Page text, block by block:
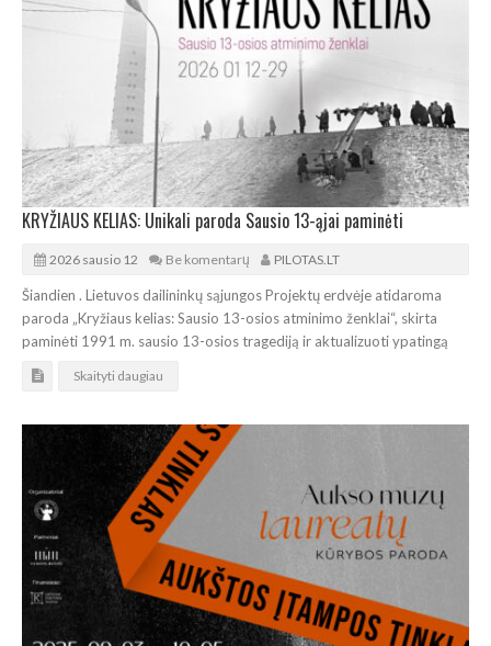
KRYŽIAUS KELIAS: Unikali paroda Sausio 13-ąjai paminėti
2026 sausio 12 Be komentarų PILOTAS.LT
Šiandien . Lietuvos dailininkų sąjungos Projektų erdvėje atidaroma
paroda „Kryžiaus kelias: Sausio 13-osios atminimo ženklai“, skirta
paminėti 1991 m. sausio 13-osios tragediją ir aktualizuoti ypatingą
Skaityti daugiau